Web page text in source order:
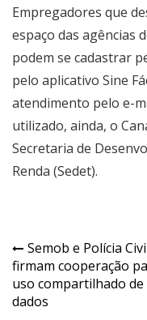
Empregadores que
espaço das agências
podem se cadastrar
pelo aplicativo Sine
atendimento pelo e-
utilizado, ainda, o
Secretaria de
Renda (Sedet).
Navegação
de
Post
Semob e Polícia
firmam cooperação
uso compartilhado de
dados